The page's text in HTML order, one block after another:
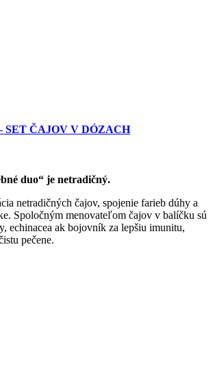
SET ČAJOV V DÓZACH
duo“ je netradičný.
netradičných čajov, spojenie farieb dúhy a
Spoločným menovateľom čajov v balíčku sú
echinacea ak bojovník za lepšiu imunitu,
pečene.